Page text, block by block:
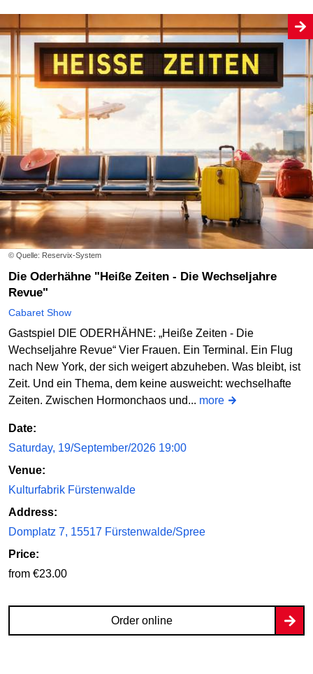
© Quelle: Reservix-System
Die Oderhähne "Heiße Zeiten - Die Wechseljahre
Revue"
Cabaret Show
Gastspiel DIE ODERHÄHNE: „Heiße Zeiten - Die
Wechseljahre Revue“ Vier Frauen. Ein Terminal. Ein Flug
nach New York, der sich weigert abzuheben. Was bleibt, ist
Zeit. Und ein Thema, dem keine ausweicht: wechselhafte
Zeiten. Zwischen Hormonchaos und... more
Date:
Saturday, 19/September/2026 19:00
Venue:
Kulturfabrik Fürstenwalde
Address:
Domplatz 7, 15517 Fürstenwalde/Spree
Price:
from €23.00
Order online